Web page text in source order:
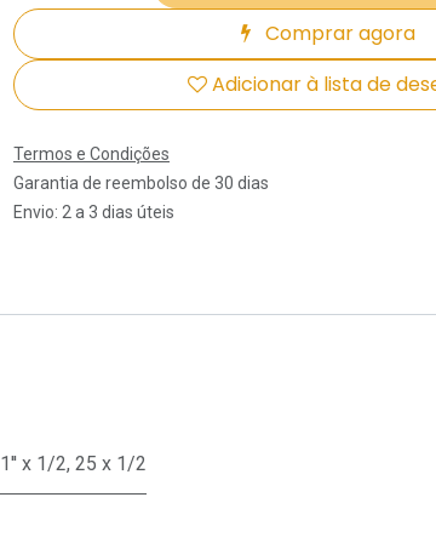
Comprar agora
Adicionar à lista de
Termos e Condições
Garantia de reembolso de 30 dias
Envio: 2 a 3 dias úteis
1'' x 1/2, 25 x 1/2